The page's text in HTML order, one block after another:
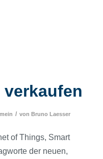
/ von Bruno Laesser
of Things, Smart
der neuen,